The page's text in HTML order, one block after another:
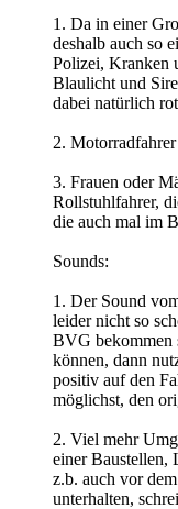
1. Da in einer
deshalb auch so
Polizei, Kranken
Blaulicht und
dabei natürlich
2.
3. Frauen oder
Rollstuhlfahrer,
die auch mal im
Sounds:
1. Der Sound
leider nicht so
BVG bekommen
können, dann
positiv auf den
möglichst, den
2. Viel mehr
einer Baustellen,
z.b. auch vor
unterhalten,